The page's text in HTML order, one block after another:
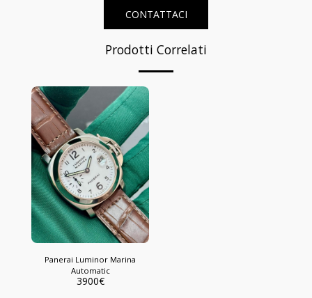
CONTATTACI
Prodotti Correlati
Panerai Luminor Marina
Automatic
3900€